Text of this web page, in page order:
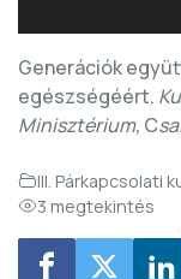
Generációk
egészségéért.
Minisztérium, C
III. Párkapcsolati
3 megtekintés